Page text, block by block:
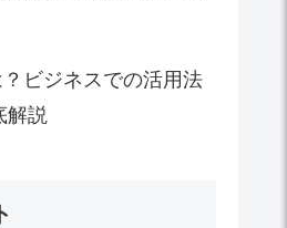
ビジネスでの活用法
解説